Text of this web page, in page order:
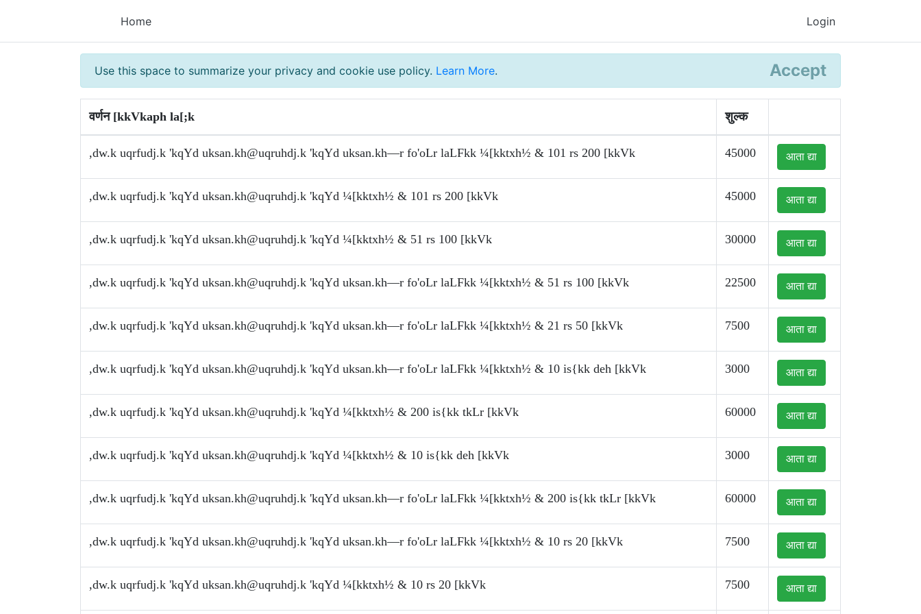
Login
Home
Use this space to summarize your privacy and cookie use policy. Learn More. Accept
वर्णन [kkVkaph la[;k शुल्क
,dw.k uqrfudj.k 'kqYd uksan.kh@uqruhdj.k 'kqYd uksan.kh—r fo'oLr laLFkk ¼[kktxh½ & 101 rs 200 [kkVk 45000 आता द्या
,dw.k uqrfudj.k 'kqYd uksan.kh@uqruhdj.k 'kqYd ¼[kktxh½ & 101 rs 200 [kkVk 45000 आता द्या
,dw.k uqrfudj.k 'kqYd uksan.kh@uqruhdj.k 'kqYd ¼[kktxh½ & 51 rs 100 [kkVk 30000 आता द्या
,dw.k uqrfudj.k 'kqYd uksan.kh@uqruhdj.k 'kqYd uksan.kh—r fo'oLr laLFkk ¼[kktxh½ & 51 rs 100 [kkVk 22500 आता द्या
,dw.k uqrfudj.k 'kqYd uksan.kh@uqruhdj.k 'kqYd uksan.kh—r fo'oLr laLFkk ¼[kktxh½ & 21 rs 50 [kkVk 7500 आता द्या
,dw.k uqrfudj.k 'kqYd uksan.kh@uqruhdj.k 'kqYd uksan.kh—r fo'oLr laLFkk ¼[kktxh½ & 10 is{kk deh [kkVk 3000 आता द्या
,dw.k uqrfudj.k 'kqYd uksan.kh@uqruhdj.k 'kqYd ¼[kktxh½ & 200 is{kk tkLr [kkVk 60000 आता द्या
,dw.k uqrfudj.k 'kqYd uksan.kh@uqruhdj.k 'kqYd ¼[kktxh½ & 10 is{kk deh [kkVk 3000 आता द्या
,dw.k uqrfudj.k 'kqYd uksan.kh@uqruhdj.k 'kqYd uksan.kh—r fo'oLr laLFkk ¼[kktxh½ & 200 is{kk tkLr [kkVk 60000 आता द्या
,dw.k uqrfudj.k 'kqYd uksan.kh@uqruhdj.k 'kqYd uksan.kh—r fo'oLr laLFkk ¼[kktxh½ & 10 rs 20 [kkVk 7500 आता द्या
,dw.k uqrfudj.k 'kqYd uksan.kh@uqruhdj.k 'kqYd ¼[kktxh½ & 10 rs 20 [kkVk 7500 आता द्या